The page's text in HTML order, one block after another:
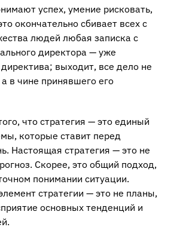
успех, умение рисковать,
окончательно сбивает всех с
людей любая записка с
директора — уже
выходит, все дело не
в чине принявшего его
что стратегия — это единый
которые ставит перед
Настоящая стратегия — это не
Скорее, это общий подход,
понимании ситуации.
стратегии — это не планы,
основных тенденций и